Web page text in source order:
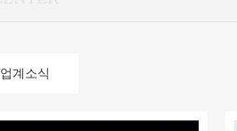
업계소식